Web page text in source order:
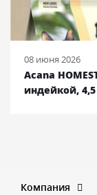
08 июня 2026
Acana
индейкой, 4,5
Компания